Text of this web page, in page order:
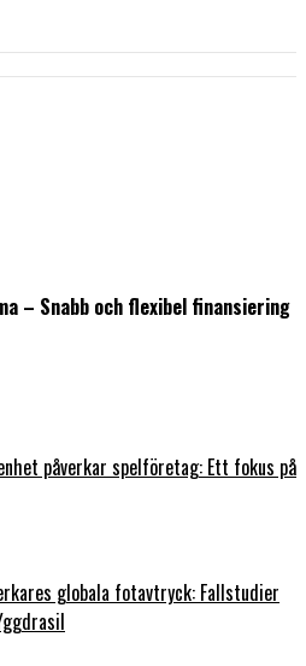
– Snabb och flexibel finansiering
påverkar spelföretag: Ett fokus på
globala fotavtryck: Fallstudier